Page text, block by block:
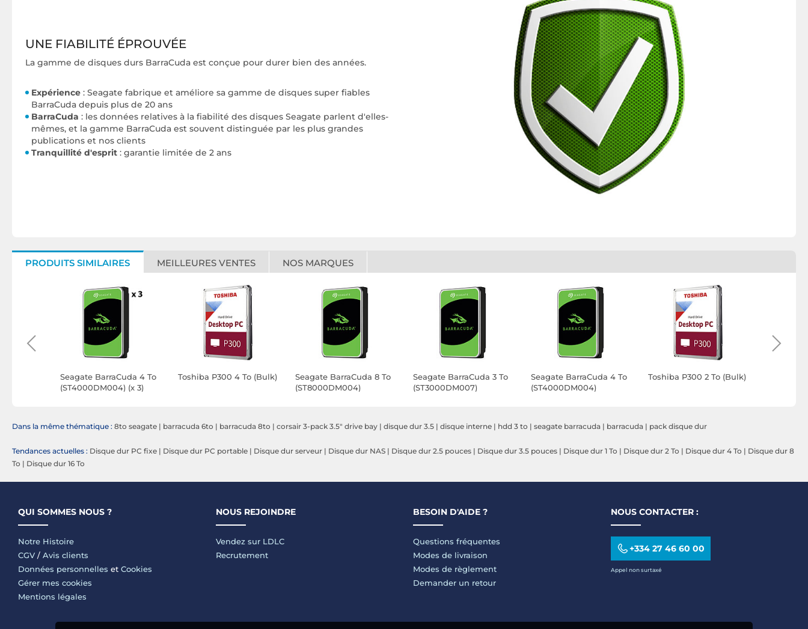
UNE FIABILITÉ ÉPROUVÉE
La gamme de disques durs BarraCuda est conçue pour durer bien des années.
Expérience : Seagate fabrique et améliore sa gamme de disques super fiables
BarraCuda depuis plus de 20 ans
BarraCuda : les données relatives à la fiabilité des disques Seagate parlent d'elles-
mêmes, et la gamme BarraCuda est souvent distinguée par les plus grandes
publications et nos clients
Tranquillité d'esprit : garantie limitée de 2 ans
PRODUITS SIMILAIRES MEILLEURES VENTES NOS MARQUES
Seagate BarraCuda 4 To
(ST4000DM004) (x 3)
Toshiba P300 4 To (Bulk)
Seagate BarraCuda 8 To
(ST8000DM004)
Seagate BarraCuda 3 To
(ST3000DM007)
Seagate BarraCuda 4 To
(ST4000DM004)
Toshiba P300 2 To (Bulk)
Dans la même thématique : 8to seagate | barracuda 6to | barracuda 8to | corsair 3-pack 3.5" drive bay | disque dur 3.5 | disque interne | hdd 3 to | seagate barracuda | barracuda | pack disque dur
Tendances actuelles : Disque dur PC fixe | Disque dur PC portable | Disque dur serveur | Disque dur NAS | Disque dur 2.5 pouces | Disque dur 3.5 pouces | Disque dur 1 To | Disque dur 2 To | Disque dur 4 To | Disque dur 8
To | Disque dur 16 To
QUI SOMMES NOUS ?
Notre Histoire
CGV / Avis clients
Données personnelles et Cookies
Gérer mes cookies
Mentions légales
NOUS REJOINDRE
Vendez sur LDLC
Recrutement
BESOIN D'AIDE ?
Questions fréquentes
Modes de livraison
Modes de règlement
Demander un retour
NOUS CONTACTER :
+334 27 46 60 00
Appel non surtaxé